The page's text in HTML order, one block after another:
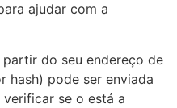
ajudar com a
do seu endereço de
hash) pode ser enviada
se o está a